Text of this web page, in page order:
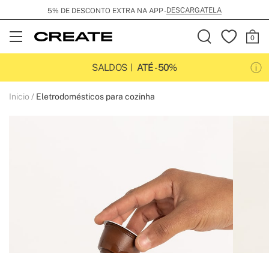
5% DE DESCONTO EXTRA NA APP -DESCARGATELA
Open
Menu
SALDOS
ATÉ -50%
Inicio Eletrodomésticos para cozinha